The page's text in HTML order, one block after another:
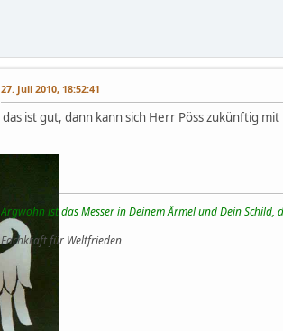
27. Juli 2010, 18:52:41
das ist gut, dann kann sich Herr Pöss zukünftig
Argwohn ist das Messer in Deinem Ärmel und Dein Schild,
Fachkraft für Weltfrieden